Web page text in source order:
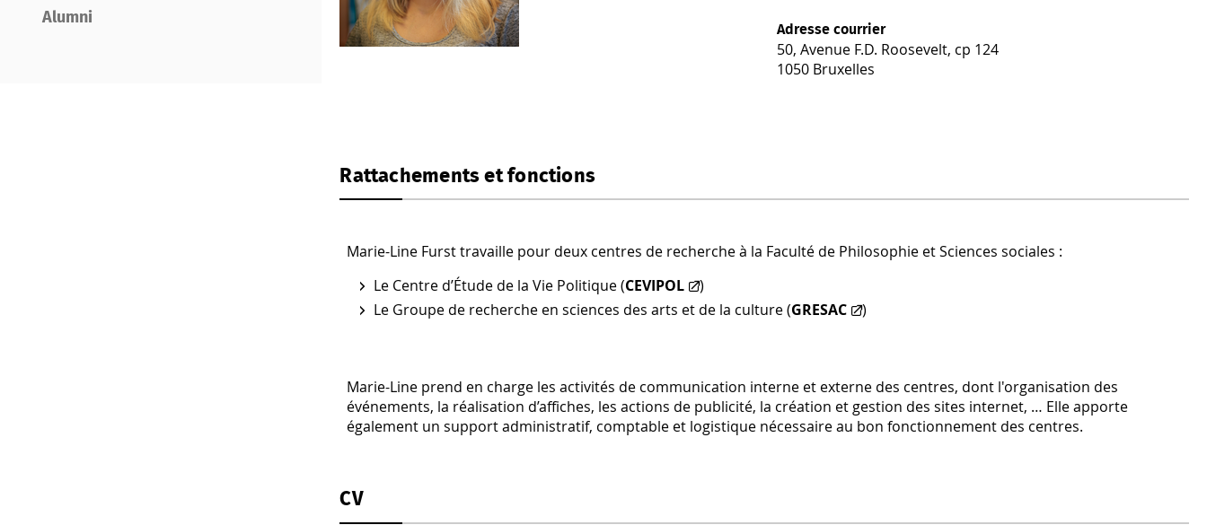
Alumni
Adresse courrier
50, Avenue F.D. Roosevelt, cp 124
1050 Bruxelles
Rattachements et fonctions
Marie-Line Furst travaille pour deux centres de recherche à la Faculté de Philosophie et Sciences sociales :
Le Centre d’Étude de la Vie Politique (CEVIPOL
)
Le Groupe de recherche en sciences des arts et de la culture (GRESAC )
Marie-Line prend en charge les activités de communication interne et externe des centres, dont l'organisation des
événements, la réalisation d’affiches, les actions de publicité, la création et gestion des sites internet, … Elle apporte
également un support administratif, comptable et logistique nécessaire au bon fonctionnement des centres.
CV